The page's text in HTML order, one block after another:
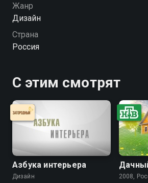
Жанр
Дизайн
Страна
Россия
С этим смотрят
Азбука интерьера
Дизайн 2008,